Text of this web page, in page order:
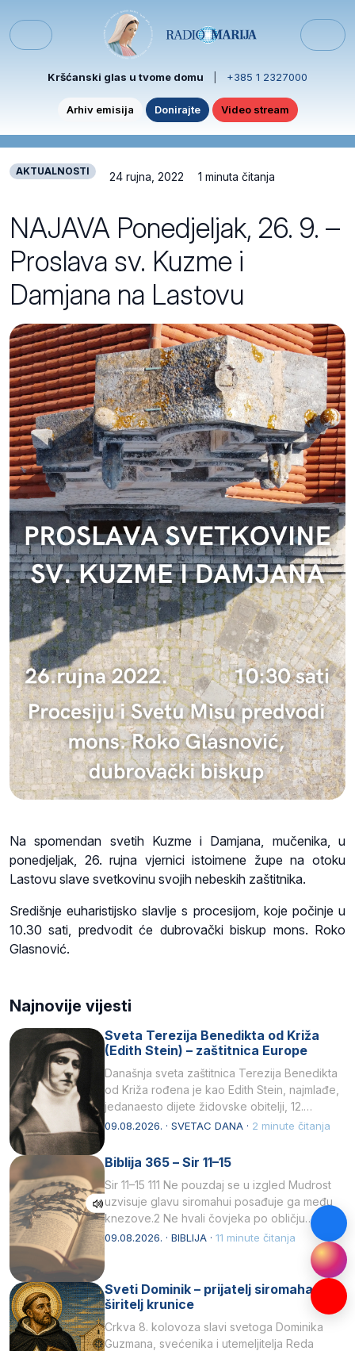
Menu
Kršćanski glas u tvome domu +385 1 2327000
Arhiv emisija Donirajte Video stream
AKTUALNOSTI 24 rujna, 2022 1 minuta čitanja
NAJAVA Ponedjeljak, 26. 9. –
Proslava sv. Kuzme i
Damjana na Lastovu
Na spomendan svetih Kuzme i Damjana, mučenika, u
ponedjeljak, 26. rujna vjernici istoimene župe na otoku
Lastovu slave svetkovinu svojih nebeskih zaštitnika.
Središnje euharistijsko slavlje s procesijom, koje počinje u
10.30 sati, predvodit će dubrovački biskup mons. Roko
Glasnović.
Najnovije vijesti
Sveta Terezija Benedikta od Križa
(Edith Stein) – zaštitnica Europe
Današnja sveta zaštitnica Terezija Benedikta
od Križa rođena je kao Edith Stein, najmlađe,
jedanaesto dijete židovske obitelji, 12.
listopada 1891, u Wrocławu…
09.08.2026. · SVETAC DANA · 2 minute čitanja
Biblija 365 – Sir 11–15
Sir 11–15 111 Ne pouzdaj se u izgled Mudrost
uzvisuje glavu siromahui posađuje ga među
knezove.2 Ne hvali čovjeka po obličju
njegovui…
09.08.2026. · BIBLIJA · 11 minute čitanja
Sveti Dominik – prijatelj siromaha i
širitelj krunice
Crkva 8. kolovoza slavi svetoga Dominika
Guzmana, svećenika i utemeljitelja Reda